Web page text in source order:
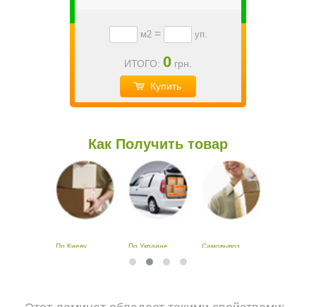
м2= уп.
ИТОГО: 0 грн.
Купить
Как Получить товар
По Киеву По Украине Самовывоз